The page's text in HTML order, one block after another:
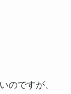
のですが、